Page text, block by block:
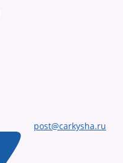
post@carkysha.ru